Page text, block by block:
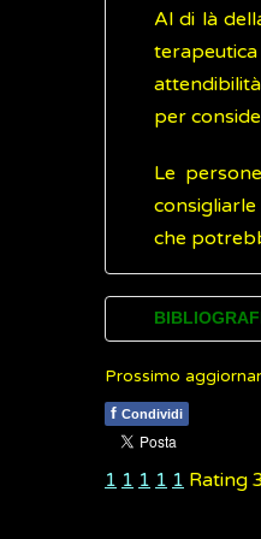
Al di là
per
Le
che
Australian
NHS
Prossimo
f Condividi
1 1 1 1 1 Rating